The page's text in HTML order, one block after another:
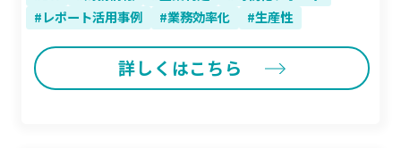
レポート活用事例
業務効率化 生産性
詳しくはこちら